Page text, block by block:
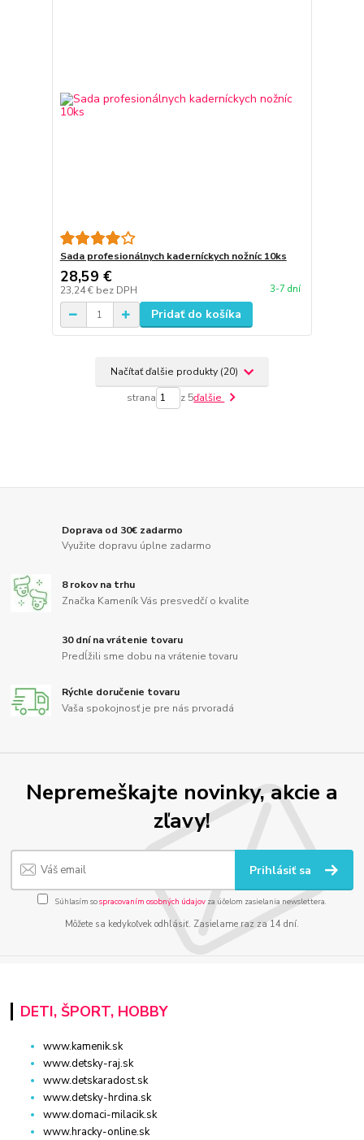
Sada profesionálnych kaderníckych nožníc 10ks
28,59 €
23,24 € bez DPH 3-7 dní
Pridať do košíka
Načítať ďalšie produkty (20)
strana z 5ďalšie
Doprava od 30€ zadarmo
Využite dopravu úplne zadarmo
8 rokov na trhu
Značka Kameník Vás presvedčí o kvalite
30 dní na vrátenie tovaru
Predĺžili sme dobu na vrátenie tovaru
Rýchle doručenie tovaru
Vaša spokojnosť je pre nás prvoradá
Nepremeškajte novinky, akcie a
zľavy!
Prihlásiť sa
Súhlasím sospracovaním osobných údajov za účelom zasielania newslettera.
Môžete sa kedykoľvek odhlásiť. Zasielame raz za 14 dní.
DETI, ŠPORT, HOBBY
www.kamenik.sk
www.detsky-raj.sk
www.detskaradost.sk
www.detsky-hrdina.sk
www.domaci-milacik.sk
www.hracky-online.sk